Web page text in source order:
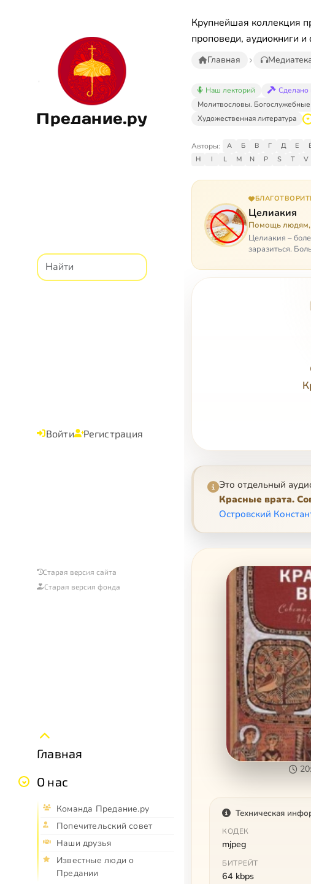
Предание.ру
Войти Регистрация
Старая версия сайта
Старая версия фонда
Главная
О нас
Команда Предание.ру
Попечительский совет
Наши друзья
Известные люди о
Предании
Крупнейшая коллекция
проповеди, аудиокниги
Главная
Наш лекторий Сделано
Молитвословы. Богослужебные
Художественная литература
Авторы: А Б В Г Д Е
H
I L M N P S T V
Целиакия
Помощь людям,
Целиакия –
заразиться.
Это отдельный
Красные врата.
Островский
Техническая
КОДЕК
mjpeg
БИТРЕЙТ
64 kbps